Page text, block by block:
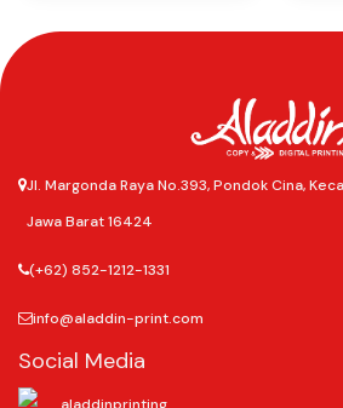
Jl. Margonda Raya No.393, Pondok Cina,
Jawa Barat 16424
(+62) 852-1212-1331
info@aladdin-print.com
Social Media